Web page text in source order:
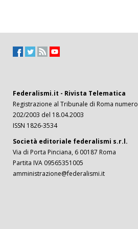
Federalismi.it - Rivista Telematica
Registrazione al Tribunale di Roma numero
202/2003 del 18.04.2003
ISSN 1826-3534
Società editoriale federalismi s.r.l.
Via di Porta Pinciana, 6 00187 Roma
Partita IVA 09565351005
amministrazione@federalismi.it